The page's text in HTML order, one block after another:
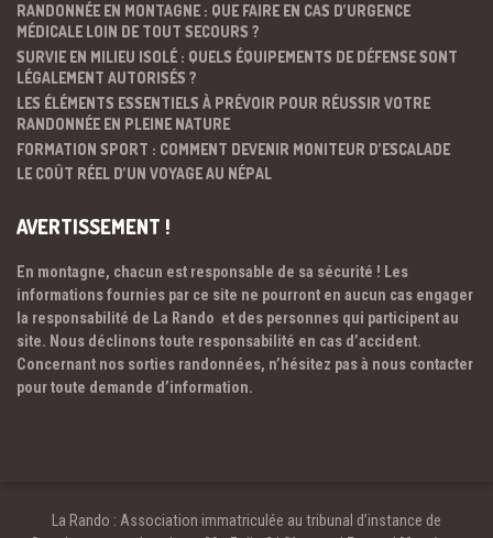
RANDONNÉE EN MONTAGNE : QUE FAIRE EN CAS D’URGENCE
MÉDICALE LOIN DE TOUT SECOURS ?
SURVIE EN MILIEU ISOLÉ : QUELS ÉQUIPEMENTS DE DÉFENSE SONT
LÉGALEMENT AUTORISÉS ?
LES ÉLÉMENTS ESSENTIELS À PRÉVOIR POUR RÉUSSIR VOTRE
RANDONNÉE EN PLEINE NATURE
FORMATION SPORT : COMMENT DEVENIR MONITEUR D’ESCALADE
LE COÛT RÉEL D’UN VOYAGE AU NÉPAL
AVERTISSEMENT !
En montagne, chacun est responsable de sa sécurité ! Les
informations fournies par ce site ne pourront en aucun cas engager
la responsabilité de La Rando et des personnes qui participent au
site. Nous déclinons toute responsabilité en cas d’accident.
Concernant nos sorties randonnées, n’hésitez pas à nous contacter
pour toute demande d’information.
La Rando : Association immatriculée au tribunal d’instance de